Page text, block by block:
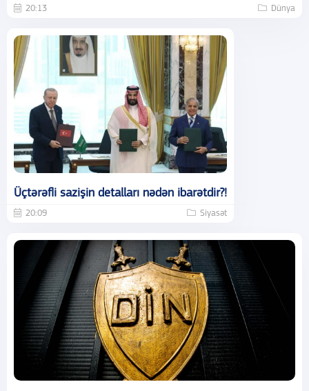
20:13 Dünya
Üçtərəfli sazişin detalları nədən ibarətdir?!
20:09 Siyasət